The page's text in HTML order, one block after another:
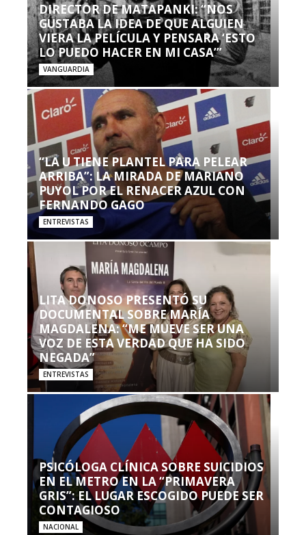
DIRECTOR DE MATAPANKI: “NOS
GUSTABA LA IDEA DE QUE ALGUIEN
VIERA LA PELÍCULA Y PENSARA ‘ESTO
LO PUEDO HACER EN MI CASA’”
VANGUARDIA
“LA U TIENE PLANTEL PARA PELEAR
ARRIBA”: LA MIRADA DE MARIANO
PUYOL POR EL RENACER AZUL CON
FERNANDO GAGO
ENTREVISTAS
LITA DONOSO PRESENTÓ SU
DOCUMENTAL SOBRE MARÍA
MAGDALENA: “ME MUEVE SER UNA
VOZ DE ESTA VERDAD QUE HA SIDO
NEGADA”
ENTREVISTAS
PSICÓLOGA CLÍNICA SOBRE SUICIDIOS
EN EL METRO EN LA “PRIMAVERA
GRIS”: EL LUGAR ESCOGIDO PUEDE SER
CONTAGIOSO
NACIONAL